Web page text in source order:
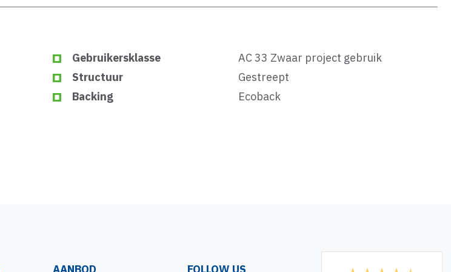
Gebruikersklasse
AC 33 Zwaar project gebruik
Structuur
Gestreept
Backing
Ecoback
AANBOD FOLLOW US